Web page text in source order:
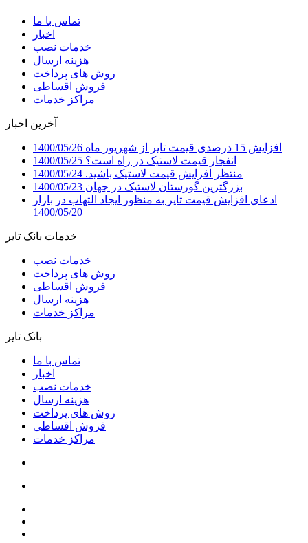
تماس با ما
اخبار
خدمات نصب
هزینه ارسال
روش های پرداخت
فروش اقساطی
مراکز خدمات
آخرین اخبار
افزایش 15 درصدی قیمت تایر از شهریور ماه
1400/05/26
انفجار قیمت لاستیک در راه است؟ 1400/05/25
منتظر افزایش قیمت لاستیک باشید. 1400/05/24
بزرگترین گورستان لاستیک در جهان 1400/05/23
ادعای افزایش قیمت تایر به منظور ایجاد التهاب در بازار
1400/05/20
خدمات بانک تایر
خدمات نصب
روش های پرداخت
فروش اقساطی
هزینه ارسال
مراکز خدمات
بانک تایر
تماس با ما
اخبار
خدمات نصب
هزینه ارسال
روش های پرداخت
فروش اقساطی
مراکز خدمات